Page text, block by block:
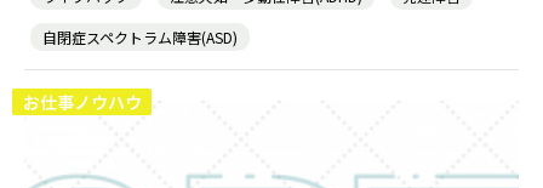
自閉症スペクトラム障害(ASD)
お仕事ノウハウ